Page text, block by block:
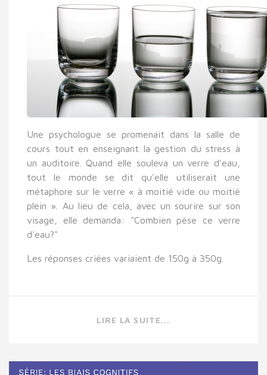
Une psychologue se promenait dans la salle de
cours tout en enseignant la gestion du stress à
un auditoire. Quand elle souleva un verre d'eau,
tout le monde se dit qu'elle utiliserait une
métaphore sur le verre « à moitié vide ou moitié
plein ». Au lieu de cela, avec un sourire sur son
visage, elle demanda: "Combien pèse ce verre
d'eau?"
Les réponses criées variaient de 150g à 350g.
LIRE LA SUITE...